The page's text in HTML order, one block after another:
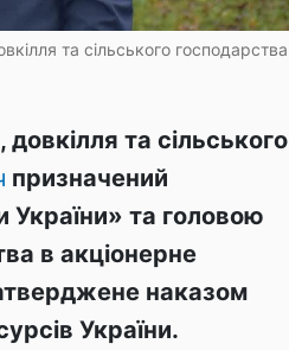
та сільського господарства
та сільського
призначений
та головою
в акціонерне
наказом
України.